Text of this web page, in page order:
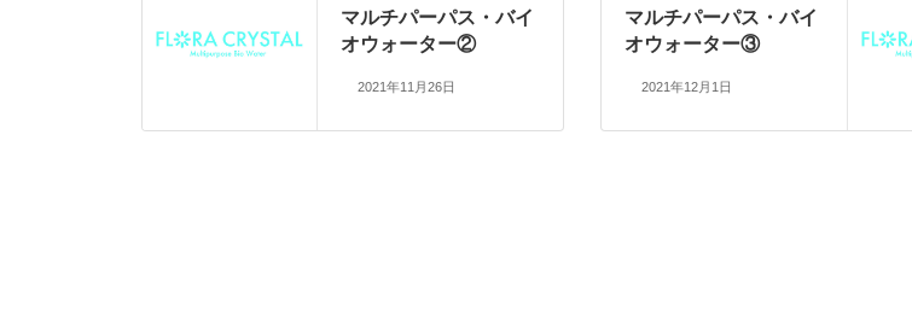
マルチパーパス・バイ
オウォーター②
2021年11月26日
マルチパーパス・バイ
オウォーター③
2021年12月1日